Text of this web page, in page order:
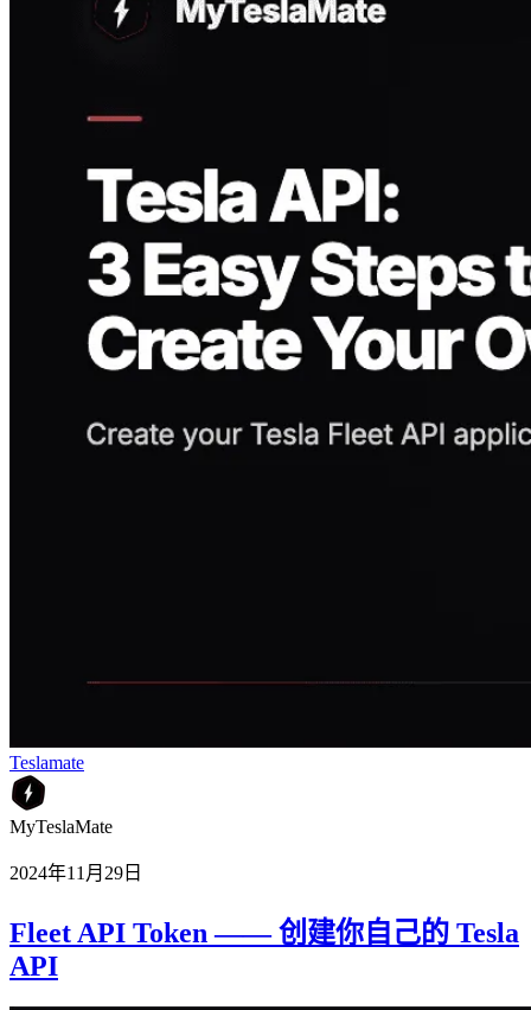
Teslamate
MyTeslaMate
2024年11月29日
Fleet API Token —— 创建你自己的 Tesla
API